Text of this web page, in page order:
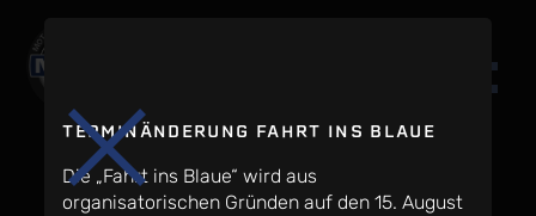
TERMINÄNDERUNG FAHRT INS BLAUE
Die „Fahrt ins Blaue“ wird aus
organisatorischen Gründen auf den 15. August